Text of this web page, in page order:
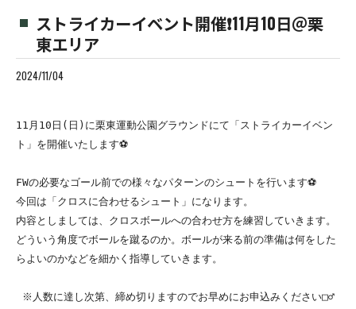
ストライカーイベント開催❗️11月10日＠栗
東エリア
2024/11/04
11月10日(日)に栗東運動公園グラウンドにて「ストライカーイベン
ト」を開催いたします⚽️
FWの必要なゴール前での様々なパターンのシュートを行います⚽️
今回は「クロスに合わせるシュート」になります。
内容としましては、クロスボールへの合わせ方を練習していきます。
どういう角度でボールを蹴るのか。ボールが来る前の準備は何をした
らよいのかなどを細かく指導していきます。
※人数に達し次第、締め切りますのでお早めにお申込みください□‍♂️